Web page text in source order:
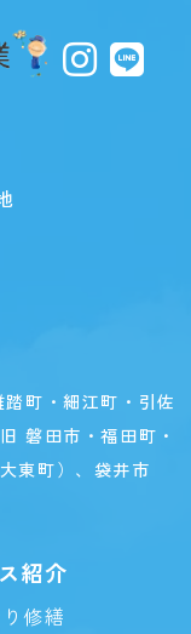
町・細江町・引佐
磐田市・福田町・
東町）、袋井市
紹介
修繕